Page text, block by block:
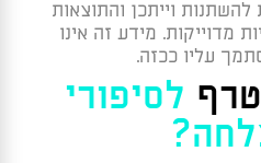
וייתכן והתוצאות
מדוייקות. מידע זה אינו
עליו ככזה.
לסיפורי